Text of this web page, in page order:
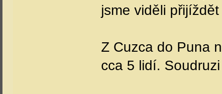
jsme viděli
Z Cuzca do Puna
cca 5 lidí.